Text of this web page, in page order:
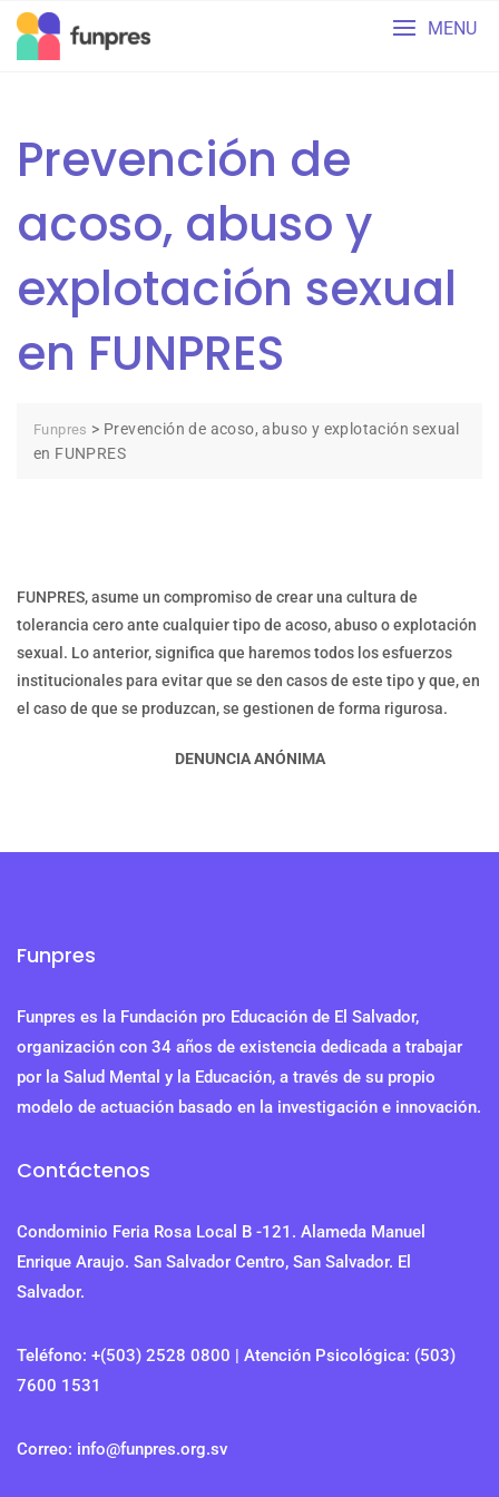
Skip
content
MENU
Prevención de
acoso, abuso y
explotación sexual
en FUNPRES
Funpres > Prevención de acoso, abuso y explotación sexual
en FUNPRES
FUNPRES, asume un compromiso de crear una cultura de
tolerancia cero ante cualquier tipo de acoso, abuso o explotación
sexual. Lo anterior, significa que haremos todos los esfuerzos
institucionales para evitar que se den casos de este tipo y que, en
el caso de que se produzcan, se gestionen de forma rigurosa.
DENUNCIA ANÓNIMA
Funpres
Funpres es la Fundación pro Educación de El Salvador,
organización con 34 años de existencia dedicada a trabajar
por la Salud Mental y la Educación, a través de su propio
modelo de actuación basado en la investigación e innovación.
Contáctenos
Condominio Feria Rosa Local B -121. Alameda Manuel
Enrique Araujo. San Salvador Centro, San Salvador. El
Salvador.
Teléfono: +(503) 2528 0800 | Atención Psicológica: (503)
7600 1531
Correo: info@funpres.org.sv